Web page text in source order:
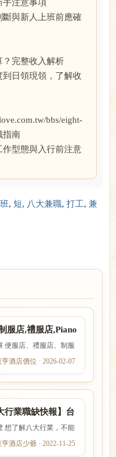
手注意事項
與新人上班前應確
？完整收入解析
日領現領，了解收
bbs/eight-
指南
型態與入行前注意
, 短, 八大兼職, 打工, 兼
服店,禮服店,Piano
對PT正職兼職都
便服店、禮服店、制服
消費方式、工作內容
相同。本文...
亨酒店價位 · 2026-02-07
行業職缺快報】台
兼差打工
想了解八大行業，不能
理解實際工作內容、
差異與安全...
亨酒店少爺 · 2022-11-25